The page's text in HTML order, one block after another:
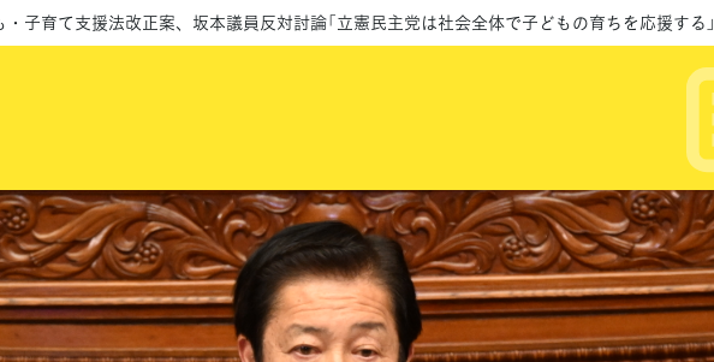
・子育て支援法改正案、坂本議員反対討論「立憲民主党は社会全体で子どもの育ちを応援する」